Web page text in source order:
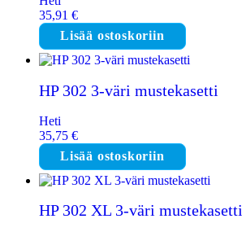
35,91 €
Lisää ostoskoriin
HP 302 3-väri mustekasetti
Heti
35,75 €
Lisää ostoskoriin
HP 302 XL 3-väri mustekasetti